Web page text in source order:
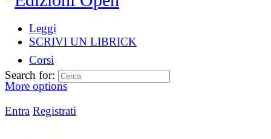
Leggi
SCRIVI UN LIBRICK
Corsi
More options
Entra Registrati
Search for: